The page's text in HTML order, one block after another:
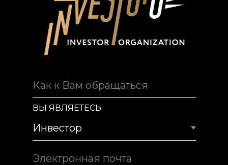
Как к Вам обращаться
ВЫ ЯВЛЯЕТЕСЬ
Электронная почта